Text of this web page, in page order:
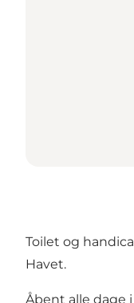
Toilet og
Havet.
Åbent alle dage